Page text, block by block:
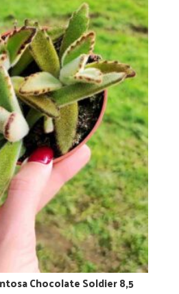
Chocolate Soldier 8,5